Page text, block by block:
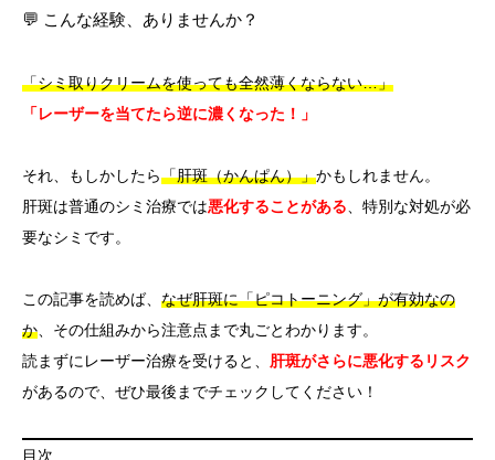
💬 こんな経験、ありませんか？
「シミ取りクリームを使っても全然薄くならない…」
「レーザーを当てたら逆に濃くなった！」
それ、もしかしたら「肝斑（かんぱん）」かもしれません。
肝斑は普通のシミ治療では悪化することがある 、特別な対処が必
要なシミです。
この記事を読めば、 なぜ肝斑に「ピコトーニング」が有効なの
か 、その仕組みから注意点まで丸ごとわかります。
読まずにレーザー治療を受けると、 肝斑がさらに悪化するリスク
があるので、ぜひ最後までチェックしてください！
目次